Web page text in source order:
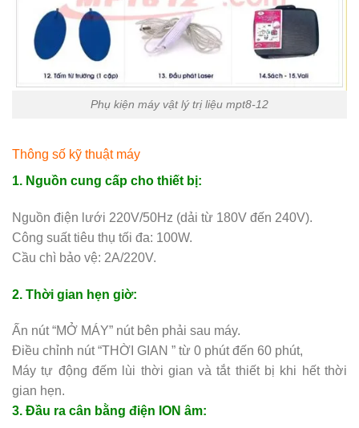
Phụ kiện máy vật lý trị liệu mpt8-12
Thông số kỹ thuật máy
1. Nguồn cung cấp cho thiết bị:
Nguồn điện lưới 220V/50Hz (dải từ 180V đến 240V).
Công suất tiêu thụ tối đa: 100W.
Cầu chì bảo vệ: 2A/220V.
2. Thời gian hẹn giờ:
Ấn nút “MỞ MÁY” nút bên phải sau máy.
Điều chỉnh nút “THỜI GIAN ” từ 0 phút đến 60 phút,
Máy tự động đếm lùi thời gian và tắt thiết bị khi hết thời
gian hẹn.
3. Đầu ra cân bằng điện ION âm: